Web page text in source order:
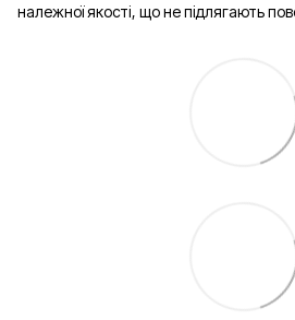
належної якості, що не підлягають